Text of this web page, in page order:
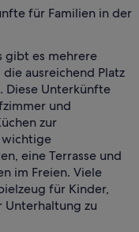
für Familien in der
gibt es mehrere
ausreichend Platz
Unterkünfte
und
zur
eine Terrasse und
im Freien. Viele
für Kinder,
Unterhaltung zu